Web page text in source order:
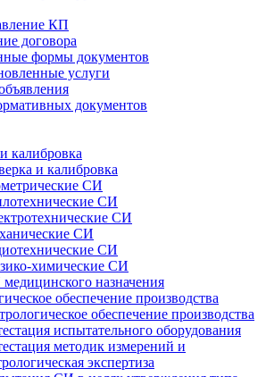
КП
договора
формы документов
услуги
документов
калибровка
и калибровка
СИ
СИ
СИ
СИ
СИ
химические СИ
назначения
обеспечение производства
обеспечение производства
испытательного оборудования
методик измерений и
экспертиза